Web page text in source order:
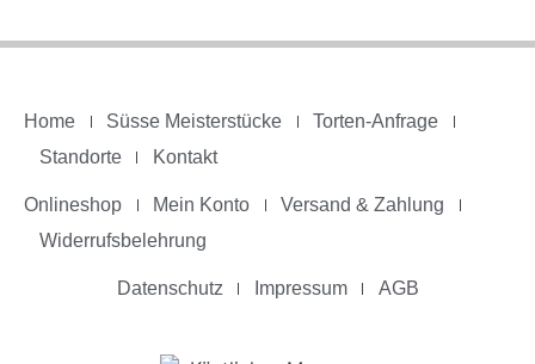
Home Süsse Meisterstücke
Torten-Anfrage
Standorte
Kontakt
Onlineshop Mein Konto
Versand & Zahlung
Widerrufsbelehrung
Datenschutz Impressum AGB